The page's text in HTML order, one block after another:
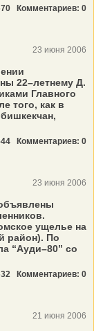
Комментариев: 0
23 июня 2006
22–летнему Д.
Главного
того, как в
Комментариев: 0
23 июня 2006
ущелье на
район). По
“Ауди–80” со
Комментариев: 0
21 июня 2006